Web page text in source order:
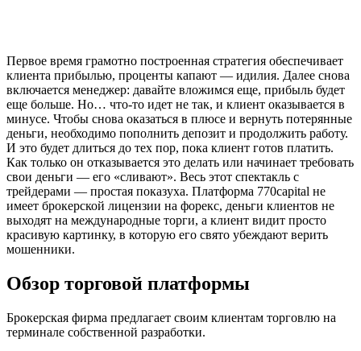
Первое время грамотно построенная стратегия обеспечивает
клиента прибылью, проценты капают — идилия. Далее снова
включается менеджер: давайте вложимся еще, прибыль будет
еще больше. Но… что-то идет не так, и клиент оказывается в
минусе. Чтобы снова оказаться в плюсе и вернуть потерянные
деньги, необходимо пополнить депозит и продолжить работу.
И это будет длиться до тех пор, пока клиент готов платить.
Как только он отказывается это делать или начинает требовать
свои деньги — его «сливают». Весь этот спектакль с
трейдерами — простая показуха. Платформа 770capital не
имеет брокерской лицензии на форекс, деньги клиентов не
выходят на международные торги, а клиент видит просто
красивую картинку, в которую его свято убеждают верить
мошенники.
Обзор торговой платформы
Брокерская фирма предлагает своим клиентам торговлю на
терминале собственной разработки.